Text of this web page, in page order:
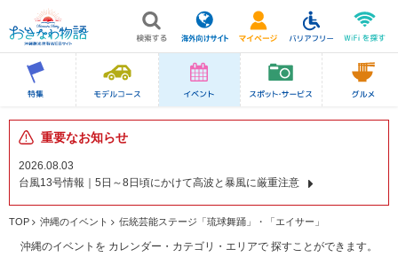
重要なお知らせ
2026.08.03
台風13号情報｜5日～8日頃にかけて高波と暴風に厳重注意
TOP 沖縄のイベント 伝統芸能ステージ「琉球舞踊」・「エイサー」
沖縄のイベントを カレンダー・カテゴリ・エリアで 探すことができます。